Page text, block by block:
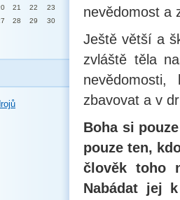
21 22
23
28 29
30
nevědomost a
Ještě větší a
zvláště těla
zbavovat a v
Boha si
pouze ten,
člověk toho
Nabádat jej